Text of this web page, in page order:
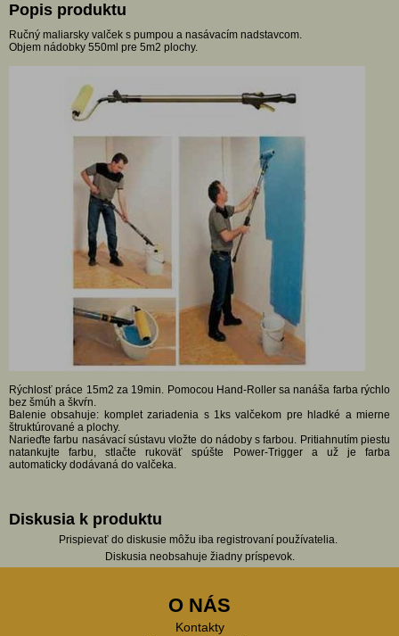
Popis produktu
Ručný maliarsky valček s pumpou a nasávacím nadstavcom.
Objem nádobky 550ml pre 5m2 plochy.
Rýchlosť práce 15m2 za 19min. Pomocou Hand-Roller sa nanáša farba rýchlo
bez šmúh a škvŕn.
Balenie obsahuje: komplet zariadenia s 1ks valčekom pre hladké a mierne
štruktúrované a plochy.
Narieďte farbu nasávací sústavu vložte do nádoby s farbou. Pritiahnutím piestu
natankujte farbu, stlačte rukoväť spúšte Power-Trigger a už je farba
automaticky dodávaná do valčeka.
Diskusia k produktu
Prispievať do diskusie môžu iba registrovaní používatelia.
Diskusia neobsahuje žiadny príspevok.
O NÁS
Kontakty